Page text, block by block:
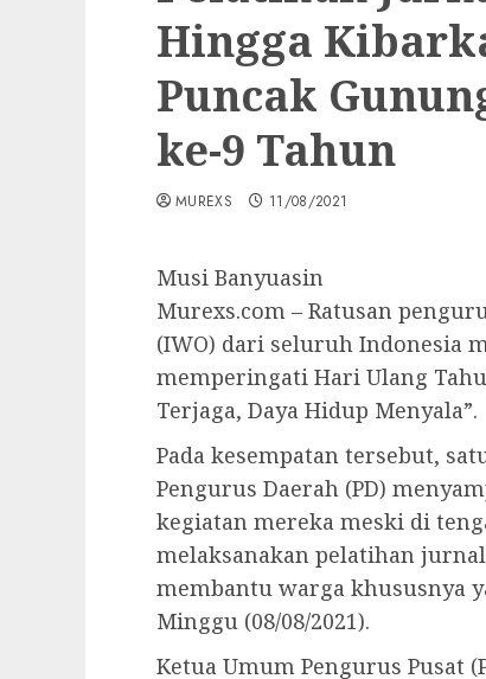
Hingga
Puncak
ke-9 Tahun
MUREXS 11/08/2021
Musi Banyuasin
Murexs.com – Ratusan
(IWO) dari seluruh Indonesia
memperingati Hari Ulang
Terjaga, Daya Hidup Menyala”.
Pada kesempatan tersebut,
Pengurus Daerah (PD)
kegiatan mereka meski di
melaksanakan pelatihan
membantu warga khususnya
Minggu (08/08/2021).
Ketua Umum Pengurus Pusat